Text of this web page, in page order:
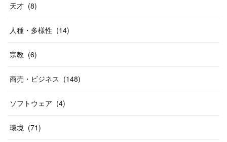
天才 (8)
人種・多様性 (14)
宗教 (6)
商売・ビジネス (148)
ソフトウェア (4)
環境 (71)